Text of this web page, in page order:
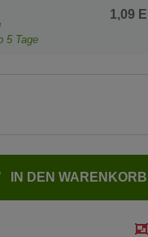
5 Tage
1,09
IN DEN